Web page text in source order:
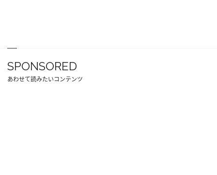
SPONSORED
あわせて読みたいコンテンツ